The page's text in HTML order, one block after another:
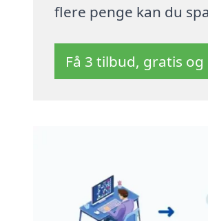
flere penge kan du
Få 3 tilbud, gratis